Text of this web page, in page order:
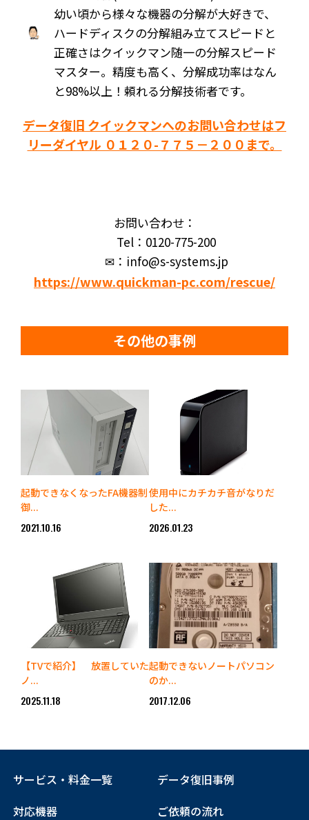
幼い頃から様々な機器の分解が大好きで、
ハードディスクの分解組み立てスピードと
正確さはクイックマン随一の分解スピード
マスター。精度も高く、分解成功率はなん
と98%以上！頼れる分解技術者です。
データ復旧 クイックマンへのお問い合わせはフ
リーダイヤル ０１２０-７７５－２００まで。
お問い合わせ：
Tel：0120-775-200
✉：info@s-systems.jp
https://www.quickman-pc.com/rescue/
その他の事例
起動できなくなったFA機器制
御...
2021.10.16
使用中にカチカチ音がなりだ
した...
2026.01.23
【TVで紹介】 放置していた
ノ...
2025.11.18
起動できないノートパソコン
のか...
2017.12.06
サービス・料金一覧
対応機器
データ復旧事例
ご依頼の流れ